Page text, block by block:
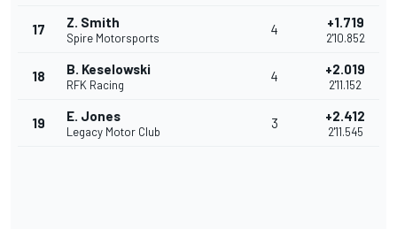
17 Z. Smith
Spire Motorsports
4 +1.719
2'10.852
18 B. Keselowski
RFK Racing
4 +2.019
2'11.152
19 E. Jones
Legacy Motor Club
3 +2.412
2'11.545